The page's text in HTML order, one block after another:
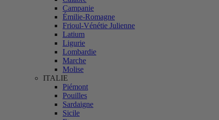
Campanie
Émilie-Romagne
Frioul-Vénétie Julienne
Latium
Ligurie
Lombardie
Marche
Molise
ITALIE
Piémont
Pouilles
Sardaigne
Sicile